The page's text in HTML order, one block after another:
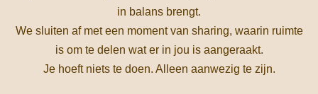
in balans brengt.
We sluiten af met een moment van sharing, waarin ruimte
is om te delen wat er in jou is aangeraakt.
Je hoeft niets te doen. Alleen aanwezig te zijn.